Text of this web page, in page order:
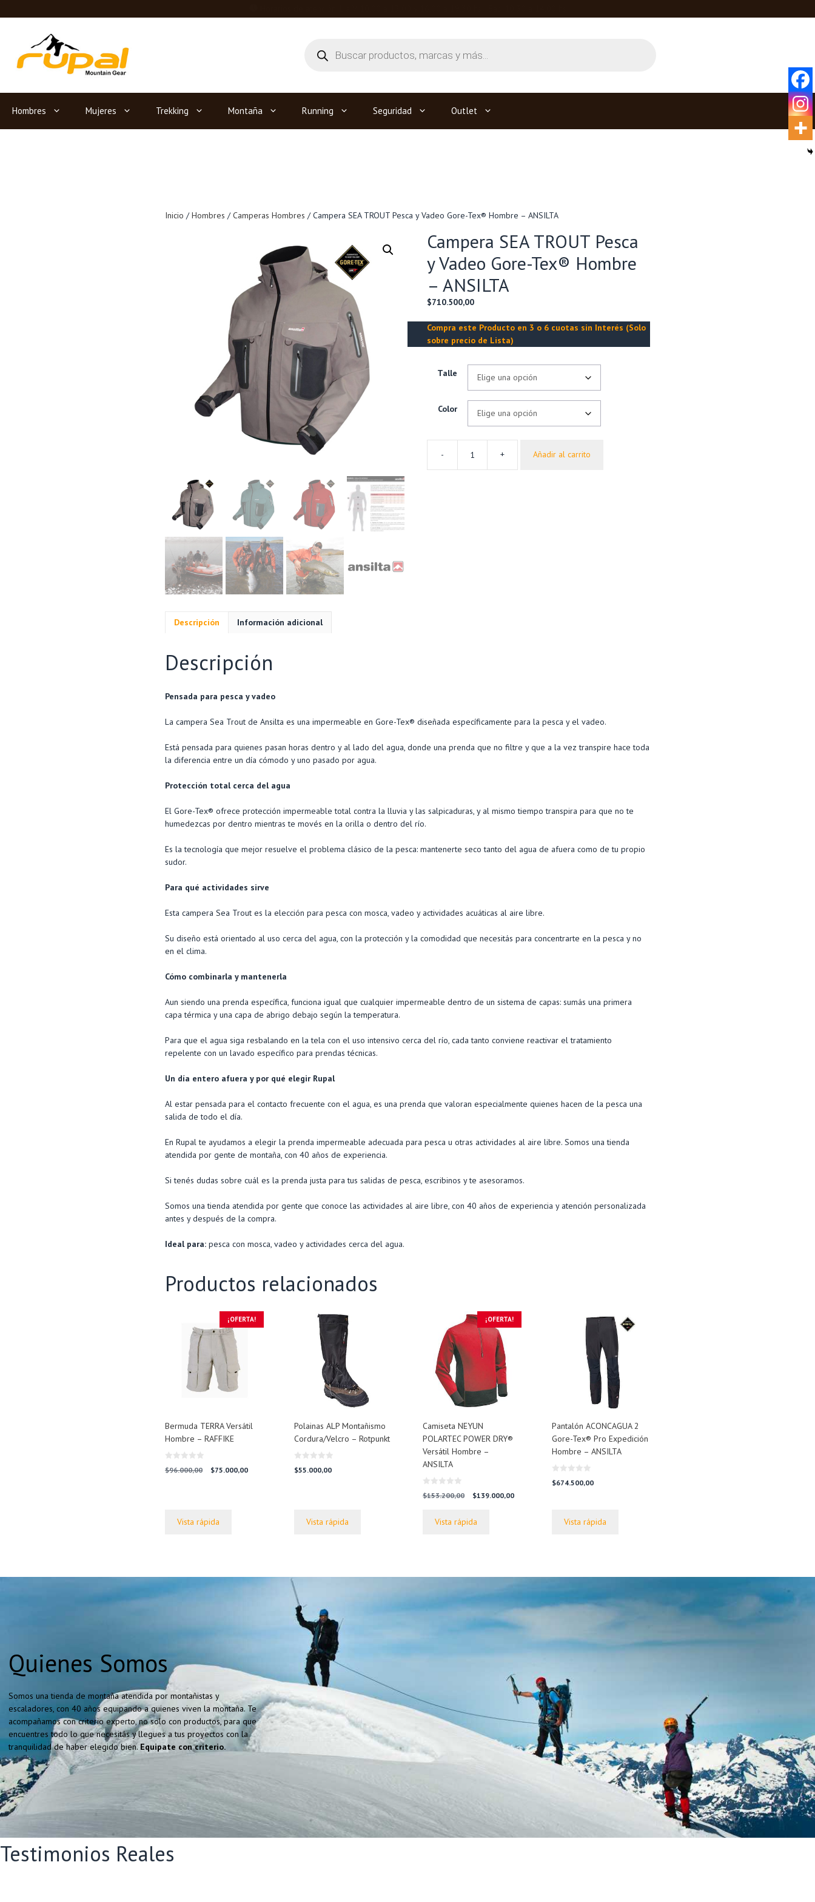
al
productos
Hombres Mujeres Trekking Montaña Running Seguridad Outlet
Inicio /Hombres /Camperas Hombres / Campera SEA TROUT Pesca y Vadeo Gore-Tex® Hombre – ANSILTA
Campera SEA TROUT Pesca
y Vadeo Gore-Tex® Hombre
– ANSILTA
$710.500,00
Compra este Producto en 3 o 6 cuotas sin Interés (Solo
sobre precio de Lista)
Talle
Color
-
SEA
+ Añadir al carrito
Descripción Información adicional
Descripción
Pensada para pesca y vadeo
La campera Sea Trout de Ansilta es una impermeable en Gore-Tex® diseñada específicamente para la pesca y el vadeo.
Está pensada para quienes pasan horas dentro y al lado del agua, donde una prenda que no filtre y que a la vez transpire hace toda
la diferencia entre un día cómodo y uno pasado por agua.
Protección total cerca del agua
El Gore-Tex® ofrece protección impermeable total contra la lluvia y las salpicaduras, y al mismo tiempo transpira para que no te
humedezcas por dentro mientras te movés en la orilla o dentro del río.
Es la tecnología que mejor resuelve el problema clásico de la pesca: mantenerte seco tanto del agua de afuera como de tu propio
sudor.
Para qué actividades sirve
Esta campera Sea Trout es la elección para pesca con mosca, vadeo y actividades acuáticas al aire libre.
Su diseño está orientado al uso cerca del agua, con la protección y la comodidad que necesitás para concentrarte en la pesca y no
en el clima.
Cómo combinarla y mantenerla
Aun siendo una prenda específica, funciona igual que cualquier impermeable dentro de un sistema de capas: sumás una primera
capa térmica y una capa de abrigo debajo según la temperatura.
Para que el agua siga resbalando en la tela con el uso intensivo cerca del río, cada tanto conviene reactivar el tratamiento
repelente con un lavado específico para prendas técnicas.
Un día entero afuera y por qué elegir Rupal
Al estar pensada para el contacto frecuente con el agua, es una prenda que valoran especialmente quienes hacen de la pesca una
salida de todo el día.
En Rupal te ayudamos a elegir la prenda impermeable adecuada para pesca u otras actividades al aire libre. Somos una tienda
atendida por gente de montaña, con 40 años de experiencia.
Si tenés dudas sobre cuál es la prenda justa para tus salidas de pesca, escribinos y te asesoramos.
Somos una tienda atendida por gente que conoce las actividades al aire libre, con 40 años de experiencia y atención personalizada
antes y después de la compra.
Ideal para: pesca con mosca, vadeo y actividades cerca del agua.
Productos relacionados
¡OFERTA!
Bermuda TERRA Versátil
Hombre – RAFFIKE
0
d
$96.000,00
El
$75.000,00El
Vista rápida
Polainas ALP Montañismo
Cordura/Velcro – Rotpunkt
0
d
$55.000,00
Vista rápida
¡OFERTA!
Camiseta NEYUN
POLARTEC POWER DRY®
Versátil Hombre –
ANSILTA
0
d
$153.200,00
El
era:
$139.000,00El
Vista rápida
Pantalón ACONCAGUA 2
Gore-Tex® Pro Expedición
Hombre – ANSILTA
0
d
$674.500,00
Vista rápida
Quienes Somos
Somos una tienda de montaña atendida por montañistas y
escaladores, con 40 años equipando a quienes viven la montaña. Te
acompañamos con criterio experto, no solo con productos, para que
encuentres todo lo que necesitás y llegues a tus proyectos con la
tranquilidad de haber elegido bien.Equipate con criterio.
Testimonios Reales